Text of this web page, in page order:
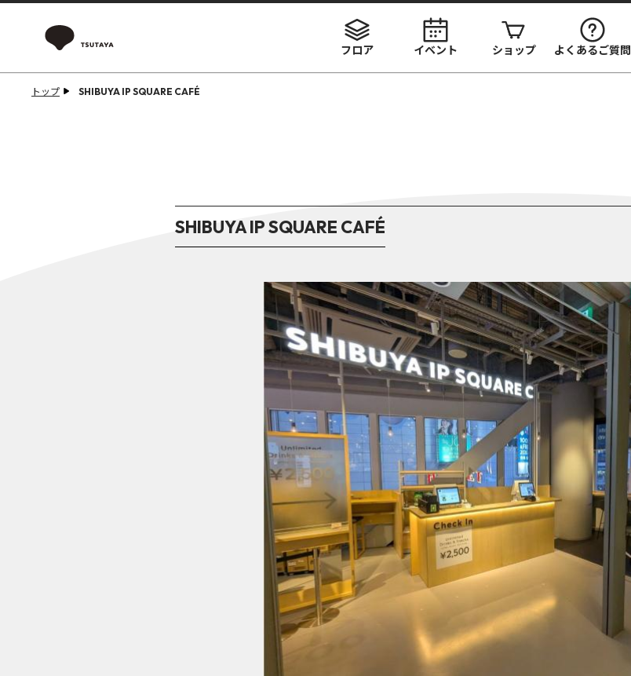
フロア イベント ショップ よくあるご質問
トップ SHIBUYA IP SQUARE CAFÉ
SHIBUYA IP SQUARE CAFÉ